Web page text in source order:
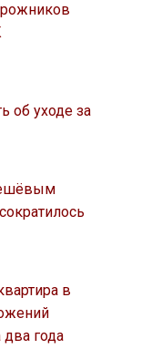
об уходе за
в
года